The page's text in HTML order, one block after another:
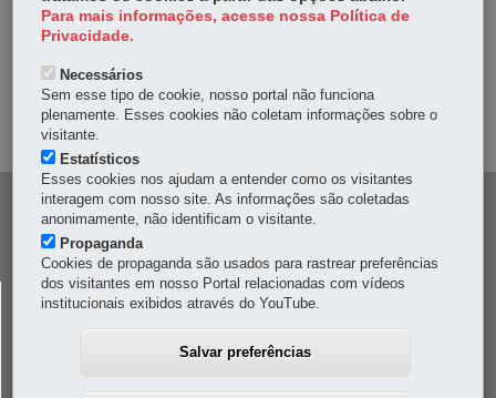
DENUNCIE CORRUPÇÃO
OUVIDORIA
Navegação
principal
CELEPAR
Rua Mateus Leme, 1561 - Bom Retiro-80520-174-Curitiba
MAPA
41 3200-5000
Para mais informações, acesse nossa Política de
Privacidade.
Necessários
Sem esse tipo de cookie, nosso portal não funciona
plenamente. Esses cookies não coletam informações sobre o
visitante.
Estatísticos
Esses cookies nos ajudam a entender como os visitantes
interagem com nosso site. As informações são coletadas
anonimamente, não identificam o visitante.
Propaganda
Cookies de propaganda são usados para rastrear preferências
dos visitantes em nosso Portal relacionadas com vídeos
institucionais exibidos através do YouTube.
Salvar preferências